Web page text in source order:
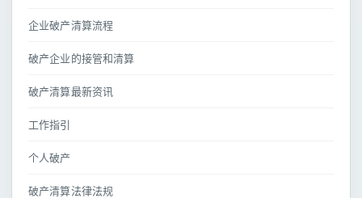
企业破产清算流程
破产企业的接管和清算
破产清算最新资讯
工作指引
个人破产
破产清算法律法规